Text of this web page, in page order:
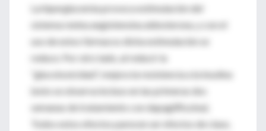
La hiperglucemia provoca estimulación del
sistema renina angiotensina aldosterona, y con el
uso de estos fármacos dicha estimulación se
reduce. Por otro lado, al reducir la
“glucotoxicidad”, mejora la resistencia a la insulina
(esto se observa incluso en las primeras dos
semanas de tratamiento con dapagliflozina).
Todos estos efectos parecen ser efectos de clase,